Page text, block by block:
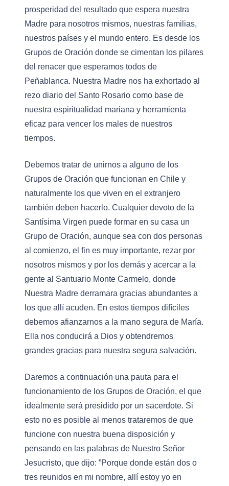
prosperidad del resultado que espera nuestra
Madre para nosotros mismos, nuestras familias,
nuestros países y el mundo entero. Es desde los
Grupos de Oración donde se cimentan los pilares
del renacer que esperamos todos de
Peñablanca. Nuestra Madre nos ha exhortado al
rezo diario del Santo Rosario como base de
nuestra espiritualidad mariana y herramienta
eficaz para vencer los males de nuestros
tiempos.
Debemos tratar de unirnos a alguno de los
Grupos de Oración que funcionan en Chile y
naturalmente los que viven en el extranjero
también deben hacerlo. Cualquier devoto de la
Santísima Virgen puede formar en su casa un
Grupo de Oración, aunque sea con dos personas
al comienzo, el fin es muy importante, rezar por
nosotros mismos y por los demás y acercar a la
gente al Santuario Monte Carmelo, donde
Nuestra Madre derramara gracias abundantes a
los que allí acuden. En estos tiempos difíciles
debemos afianzarnos a la mano segura de María.
Ella nos conducirá a Dios y obtendremos
grandes gracias para nuestra segura salvación.
Daremos a continuación una pauta para el
funcionamiento de los Grupos de Oración, el que
idealmente será presidido por un sacerdote. Si
esto no es posible al menos trataremos de que
funcione con nuestra buena disposición y
pensando en las palabras de Nuestro Señor
Jesucristo, que dijo: ”Porque donde están dos o
tres reunidos en mi nombre, allí estoy yo en